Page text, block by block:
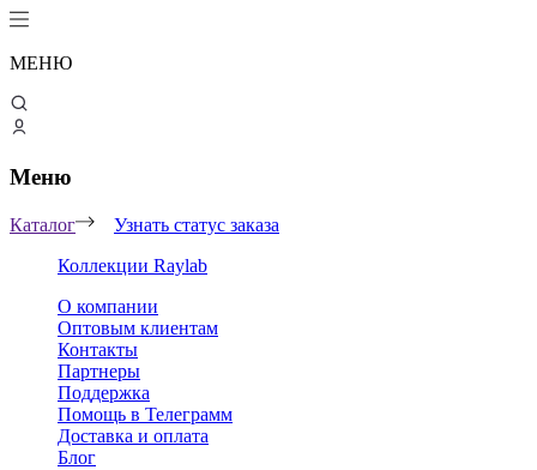
МЕНЮ
Меню
Каталог
Узнать статус заказа
Коллекции Raylab
О компании
Оптовым клиентам
Контакты
Партнеры
Поддержка
Помощь в Телеграмм
Доставка и оплата
Блог